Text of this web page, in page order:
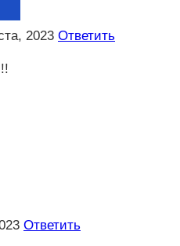
2023 Ответить
Ответить